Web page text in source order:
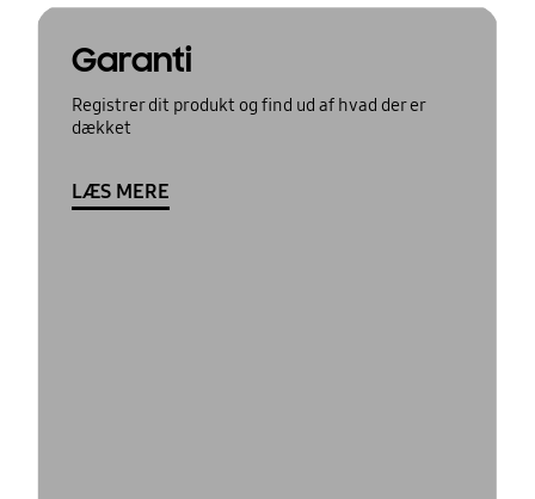
Garanti
Registrer dit produkt og find ud af hvad der er
dækket
LÆS MERE